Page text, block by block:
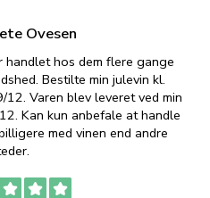
Ovesen
handlet hos dem flere gange
Bestilte min julevin kl.
Varen blev leveret ved min
Kan kun anbefale at handle
med vinen end andre